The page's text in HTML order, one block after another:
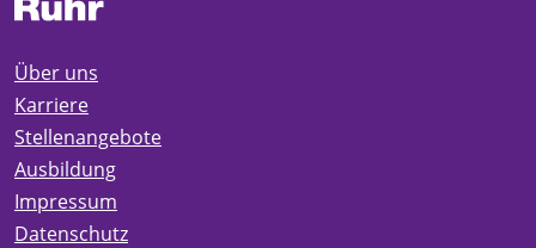
Über uns
Karriere
Stellenangebote
Ausbildung
Impressum
Datenschutz